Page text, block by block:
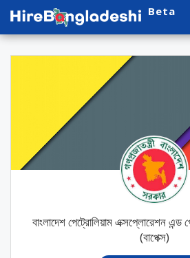
Beta
বাংলাদেশ পেট্রোলিয়াম এক্সপ্লোরেশন এন্ড
(বাপেক্স)